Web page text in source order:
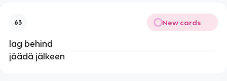
63 New cards
lag behind
jäädä jälkeen